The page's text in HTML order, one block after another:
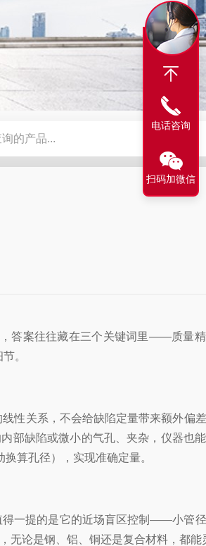
威盐雾试验机
答案往往藏在三个关键词里——质量
。
性关系，不会给缺陷定量带来额外偏
部缺陷或微小的气孔、夹杂，仪器也
算孔径），实现准确定量。
得一提的是它的近场盲区控制——小管
无论是钢、铝、铜还是复合材料，都能
电话咨询
扫码加微信